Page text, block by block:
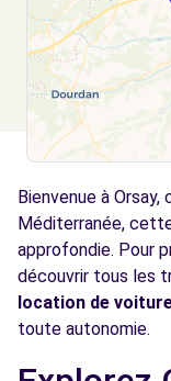
Voir l'agence
Free2move
2 RUE DE LA
Voir l'agence
Free2move
(C)
AVENUE DU
Bienvenue à
Méditerranée,
approfondie. Pour
découvrir tous les
location de
toute autonomie.